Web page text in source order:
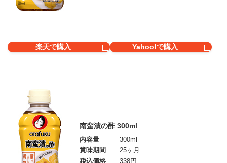
楽天で購入 Yahoo!で購入
南蛮漬の酢 300ml
内容量
300ml
賞味期間
25ヶ月
税込価格
338円